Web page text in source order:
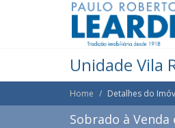
Unidade Vila
Home Detalhes do
Sobrado à Venda